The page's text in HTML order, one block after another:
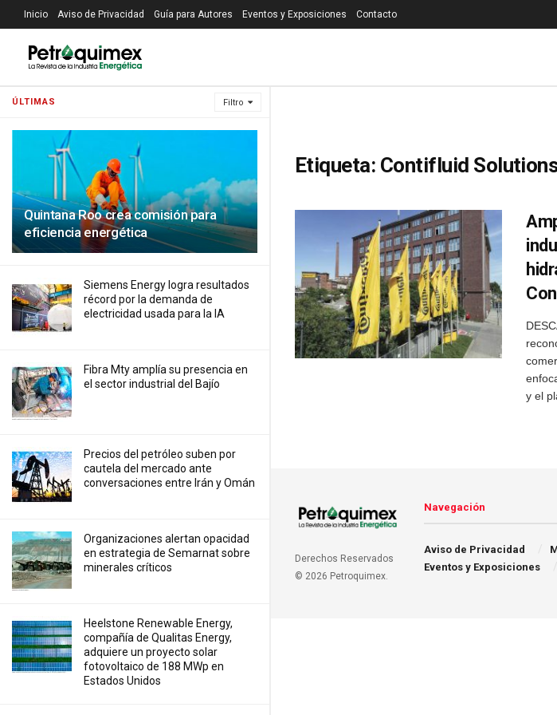
ÚLTIMAS Filtro
Quintana Roo crea comisión para
eficiencia energética
Siemens Energy logra resultados
récord por la demanda de
electricidad usada para la IA
Fibra Mty amplía su presencia en
el sector industrial del Bajío
Precios ⁠del petróleo suben por
cautela del mercado ante
conversaciones entre Irán y Omán
Organizaciones alertan opacidad
en estrategia de Semarnat sobre
minerales críticos
Heelstone Renewable Energy,
compañía de Qualitas Energy,
adquiere un proyecto solar
fotovoltaico de 188 MWp en
Estados Unidos
Inicio Aviso de Privacidad Guía para Autores Eventos y Exposiciones Contacto
Etiqueta: Contifluid
y el
Derechos Reservados
© 2026 Petroquimex.
Navegación
Aviso de Privacidad
Eventos y Exposiciones